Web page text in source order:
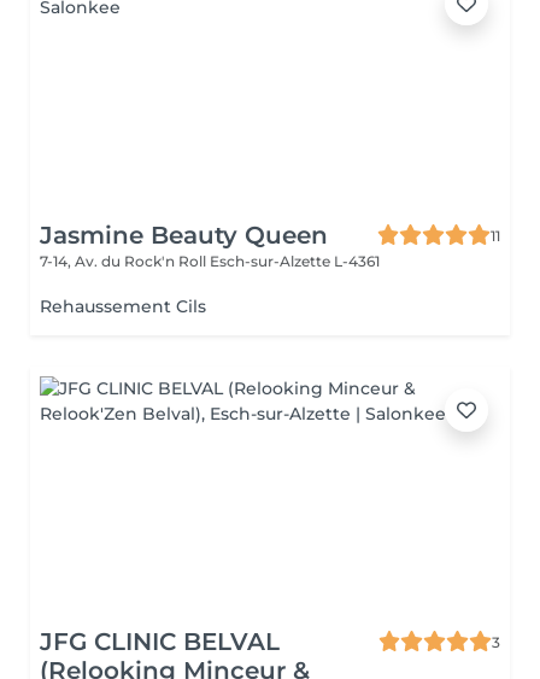
Jasmine Beauty Queen
11
7-14, Av. du Rock'n Roll Esch-sur-Alzette L-4361
Rehaussement Cils
JFG CLINIC BELVAL
(Relooking Minceur &
3